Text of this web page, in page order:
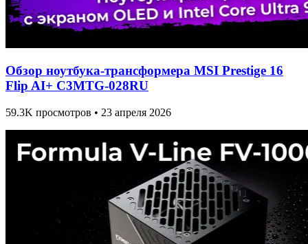
Обзор ноутбука-трансформера MSI Prestige 16
Flip AI+ C3MTG-028RU
59.3K просмотров • 23 апреля 2026